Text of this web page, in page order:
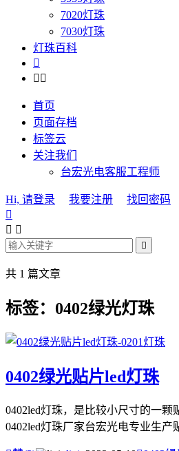
7020灯珠
7030灯珠
灯珠百科

 
首页
页面存档
标签云
关注我们
台宏光电客服工程师
Hi, 请登录 我要注册
找回密码

 

共 1 篇文章
标签：0402绿光灯珠
0402绿光贴片led灯珠
0402led灯珠，是比较小尺寸的一
0402led灯珠厂家台宏光电专业生